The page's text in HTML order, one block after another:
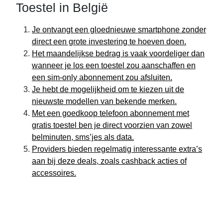
Toestel in België
Je ontvangt een gloednieuwe smartphone zonder
direct een grote investering te hoeven doen.
Het maandelijkse bedrag is vaak voordeliger dan
wanneer je los een toestel zou aanschaffen en
een sim-only abonnement zou afsluiten.
Je hebt de mogelijkheid om te kiezen uit de
nieuwste modellen van bekende merken.
Met een goedkoop telefoon abonnement met
gratis toestel ben je direct voorzien van zowel
belminuten, sms’jes als data.
Providers bieden regelmatig interessante extra’s
aan bij deze deals, zoals cashback acties of
accessoires.